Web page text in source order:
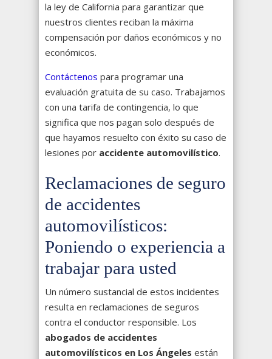
la ley de California para garantizar que
nuestros clientes reciban la máxima
compensación por daños económicos y no
económicos.
Contáctenos para programar una
evaluación gratuita de su caso. Trabajamos
con una tarifa de contingencia, lo que
significa que nos pagan solo después de
que hayamos resuelto con éxito su caso de
lesiones por accidente automovilístico.
Reclamaciones de seguro
de accidentes
automovilísticos:
Poniendo o experiencia a
trabajar para usted
Un número sustancial de estos incidentes
resulta en reclamaciones de seguros
contra el conductor responsible. Los
abogados de accidentes
automovilísticos en Los Ángeles están